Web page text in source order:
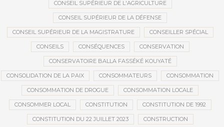
CONSEIL SUPÉRIEUR DE L'AGRICULTURE
CONSEIL SUPÉRIEUR DE LA DÉFENSE
CONSEIL SUPÉRIEUR DE LA MAGISTRATURE CONSEILLER SPÉCIAL
CONSEILS CONSÉQUENCES CONSERVATION
CONSERVATOIRE BALLA FASSÉKÉ KOUYATÉ
CONSOLIDATION DE LA PAIX CONSOMMATEURS CONSOMMATION
CONSOMMATION DE DROGUE CONSOMMATION LOCALE
CONSOMMER LOCAL CONSTITUTION CONSTITUTION DE 1992
CONSTITUTION DU 22 JUILLET 2023 CONSTRUCTION